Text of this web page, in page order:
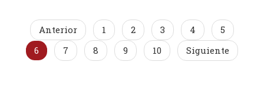
Anterior 1 2 3 4
5
6
7 8 9 10 Siguiente